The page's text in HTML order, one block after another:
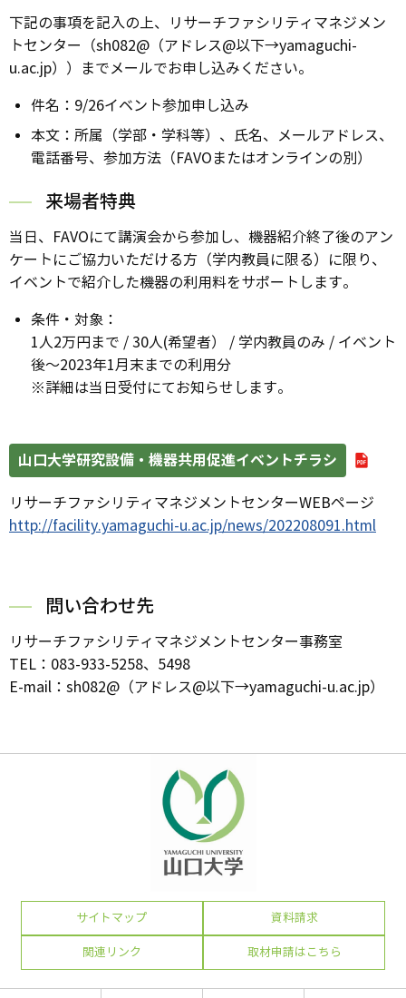
下記の事項を記入の上、リサーチファシリティマネジメン
トセンター（sh082@（アドレス@以下→yamaguchi-
u.ac.jp））までメールでお申し込みください。
件名：9/26イベント参加申し込み
本文：所属（学部・学科等）、氏名、メールアドレス、
電話番号、参加方法（FAVOまたはオンラインの別）
来場者特典
当日、FAVOにて講演会から参加し、機器紹介終了後のアン
ケートにご協力いただける方（学内教員に限る）に限り、
イベントで紹介した機器の利用料をサポートします。
条件・対象：
1人2万円まで / 30人(希望者） / 学内教員のみ / イベント
後～2023年1月末までの利用分
※詳細は当日受付にてお知らせします。
山口大学研究設備・機器共用促進イベントチラシ
リサーチファシリティマネジメントセンターWEBページ
http://facility.yamaguchi-u.ac.jp/news/202208091.html
問い合わせ先
リサーチファシリティマネジメントセンター事務室
TEL：083-933-5258、5498
E-mail：sh082@（アドレス@以下→yamaguchi-u.ac.jp）
サイトマップ 資料請求
関連リンク 取材申請はこちら